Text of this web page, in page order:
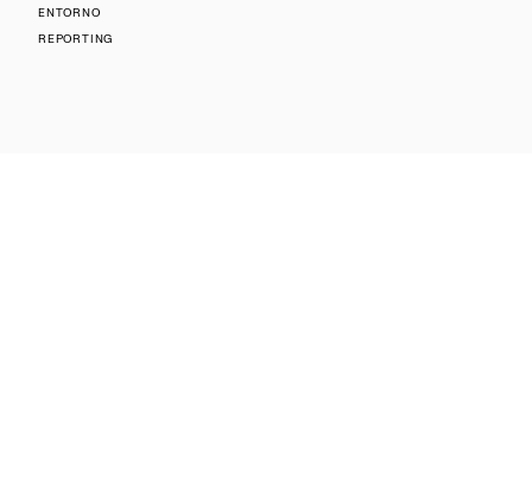
ENTORNO
REPORTING